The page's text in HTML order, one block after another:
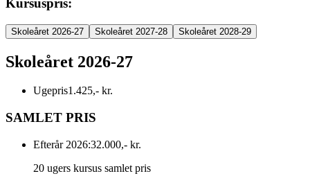
Kursuspris:
Skoleåret 2026-27 Skoleåret 2027-28 Skoleåret 2028-29
Skoleåret 2026-27
Ugepris1.425,- kr.
SAMLET PRIS
Efterår 2026:32.000,- kr.
20 ugers kursus samlet pris